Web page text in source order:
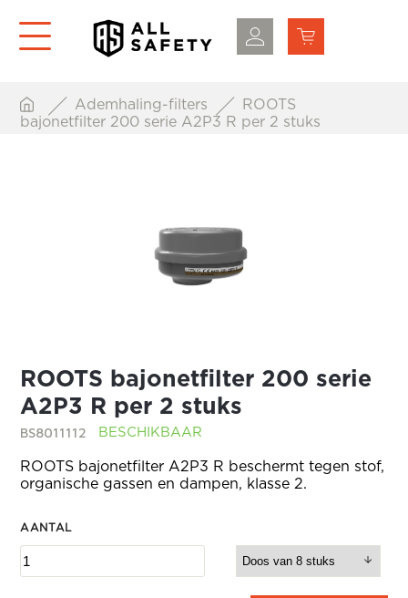
Ademhaling-filters
ROOTS
bajonetfilter 200 serie A2P3 R per 2 stuks
ROOTS bajonetfilter 200 serie
A2P3 R per 2 stuks
BS8011112 BESCHIKBAAR
ROOTS bajonetfilter A2P3 R beschermt tegen stof,
organische gassen en dampen, klasse 2.
AANTAL